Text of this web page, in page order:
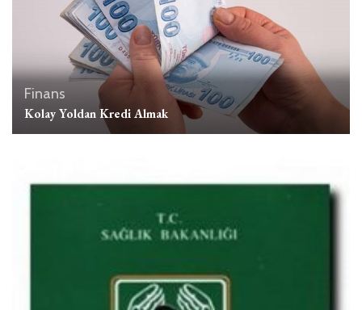
Finans
Kolay Yoldan Kredi Almak